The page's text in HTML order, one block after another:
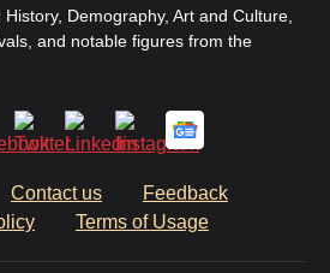
Demography, Art and Culture,
and notable figures from the
Contact us
Feedback
Terms of Usage